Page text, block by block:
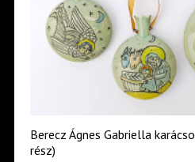
Berecz Ágnes Gabriella
rész)